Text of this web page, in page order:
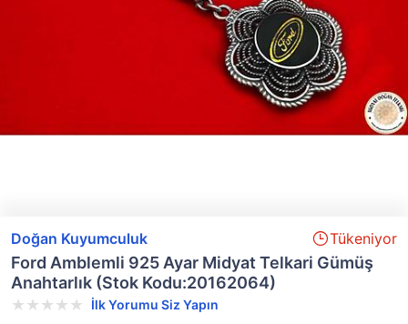
Doğan Kuyumculuk Tükeniyor
Ford Amblemli 925 Ayar Midyat Telkari Gümüş
Anahtarlık (Stok Kodu:20162064)
İlk Yorumu Siz Yapın